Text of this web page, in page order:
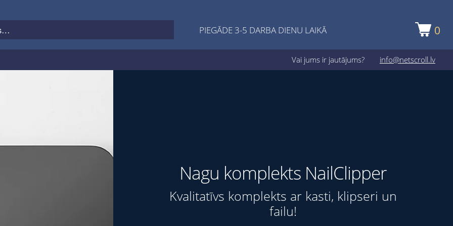
PIEGĀDE 3-5 DARBA DIENU LAIKĀ 0
Vai jums ir jautājums? info@netscroll.lv
Nagu komplekts NailClipper
Kvalitatīvs komplekts ar kasti, klipseri un
failu!